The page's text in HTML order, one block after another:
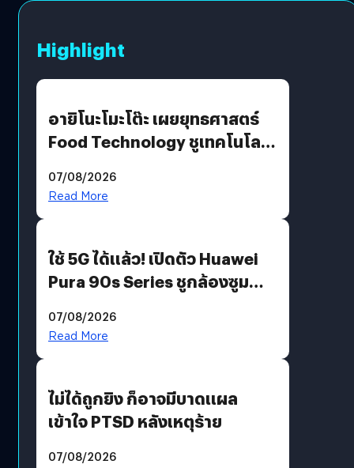
Highlight
อายิโนะโมะโต๊ะ เผยยุทธศาสตร์
Food Technology ชูเทคโนโลยี
บริโภคและ B2B
07/08/2026
Read More
ใช้ 5G ได้แล้ว! เปิดตัว Huawei
Pura 90s Series ชูกล้องซูม
07/08/2026
Read More
ไม่ได้ถูกยิง ก็อาจมีบาดแผล
เข้าใจ PTSD หลังเหตุร้าย
07/08/2026